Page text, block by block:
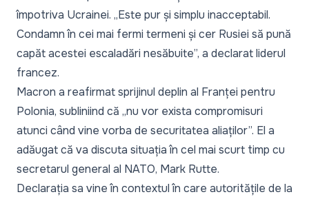
împotriva Ucrainei. „Este pur și simplu inacceptabil.
Condamn în cei mai fermi termeni și cer Rusiei să pună
capăt acestei escaladări nesăbuite”, a declarat liderul
francez.
Macron a reafirmat sprijinul deplin al Franței pentru
Polonia, subliniind că „nu vor exista compromisuri
atunci când vine vorba de securitatea aliaților”. El a
adăugat că va discuta situația în cel mai scurt timp cu
secretarul general al NATO, Mark Rutte.
Declarația sa vine în contextul în care autoritățile de la